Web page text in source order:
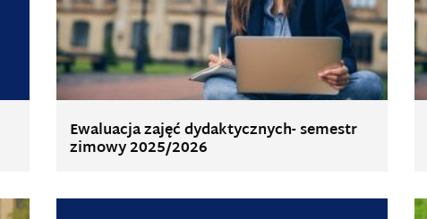
Ewaluacja zajęć dydaktycznych- semestr
zimowy 2025/2026